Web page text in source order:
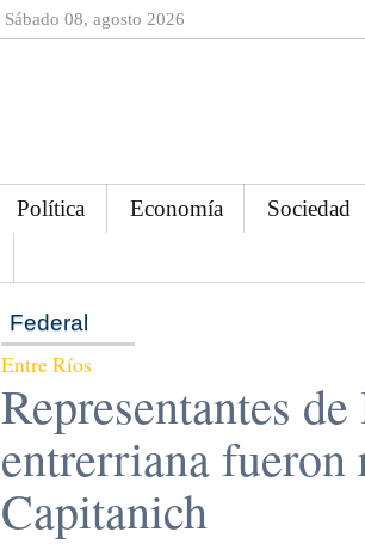
Sábado 08, agosto 2026
Política Economía Sociedad
Federal
Entre Ríos
Representantes
entrerriana
Capitanich